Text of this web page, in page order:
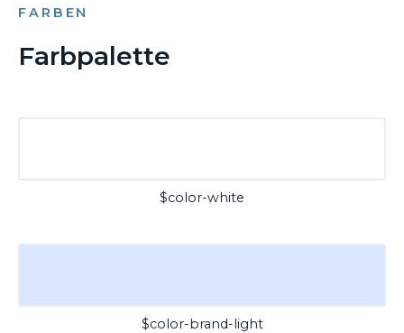
FARBEN
Farbpalette
$color-white
$color-brand-light